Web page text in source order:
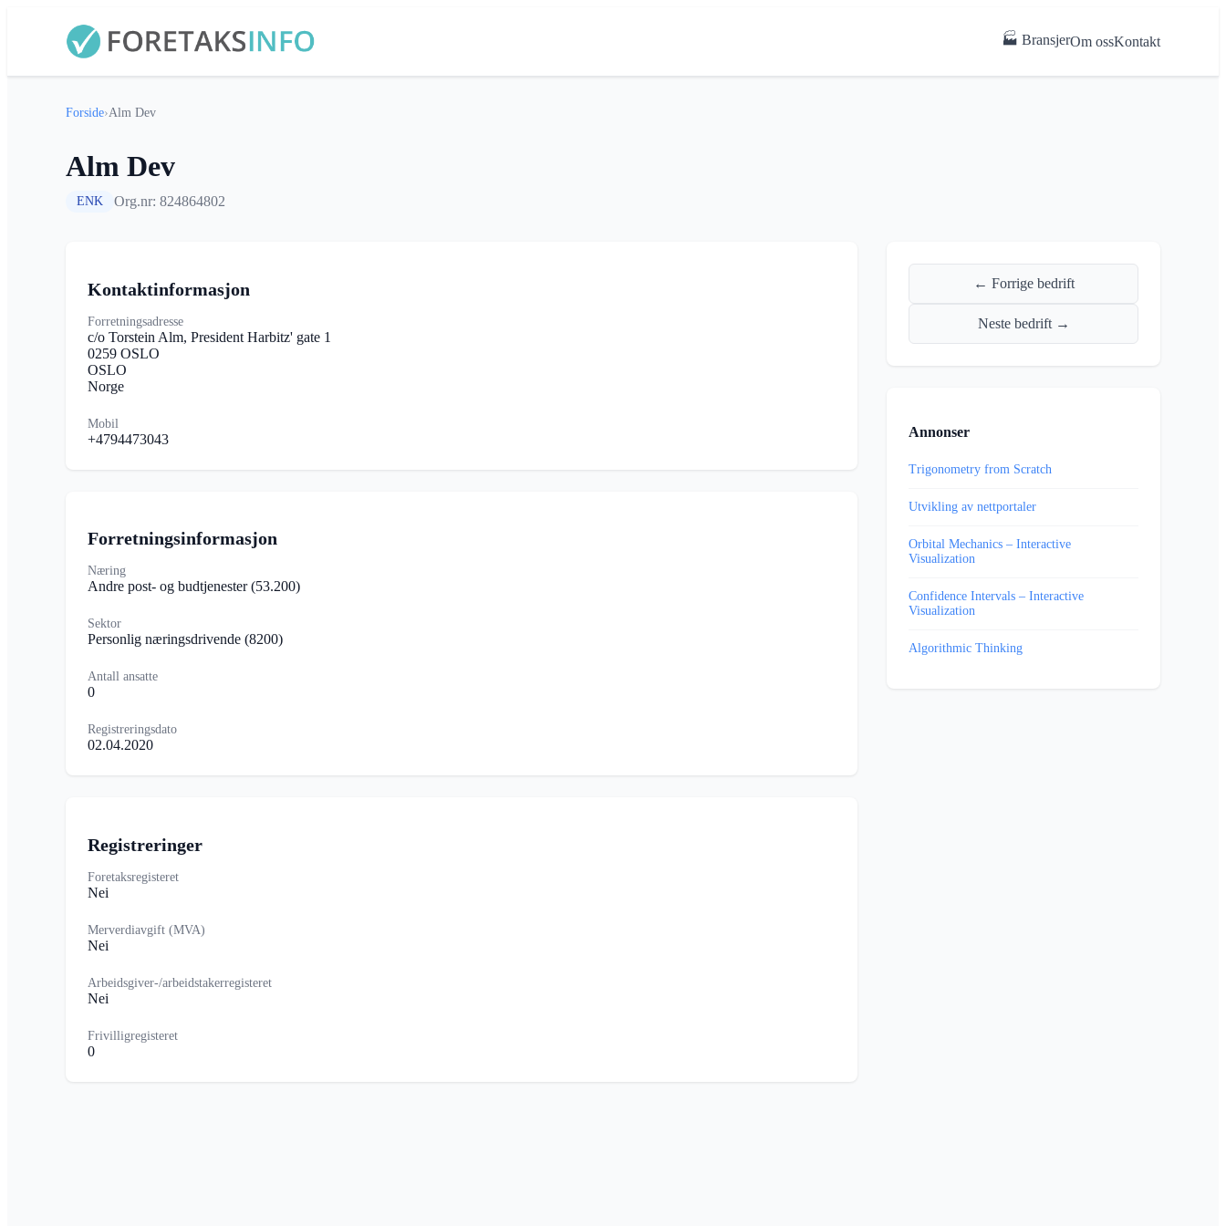
🏭 BransjerOm ossKontakt
Forside›Alm Dev
Alm Dev
ENK Org.nr: 824864802
Kontaktinformasjon
Forretningsadresse
c/o Torstein Alm, President Harbitz' gate 1
0259 OSLO
OSLO
Norge
Mobil
+4794473043
Forretningsinformasjon
Næring
Andre post- og budtjenester(53.200)
Sektor
Personlig næringsdrivende (8200)
Antall ansatte
0
Registreringsdato
02.04.2020
Registreringer
Foretaksregisteret
Nei
Merverdiavgift (MVA)
Nei
Arbeidsgiver-/arbeidstakerregisteret
Nei
Frivilligregisteret
0
← Forrige bedrift
Neste bedrift →
Annonser
Trigonometry from Scratch
Utvikling av nettportaler
Orbital Mechanics – Interactive
Visualization
Confidence Intervals – Interactive
Visualization
Algorithmic Thinking